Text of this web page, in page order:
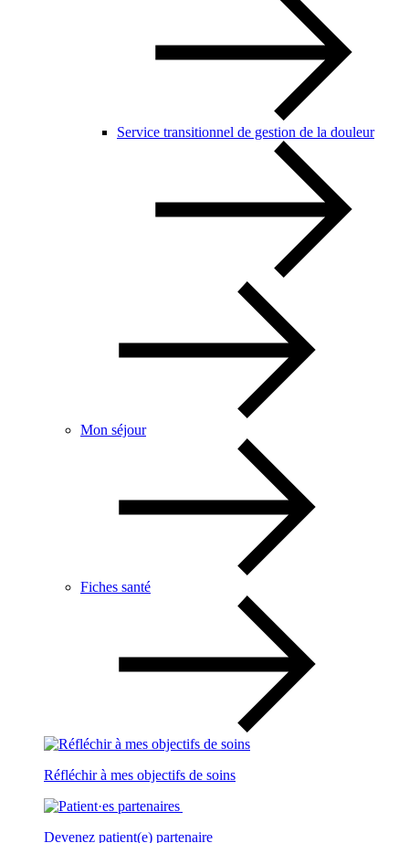
Service transitionnel de gestion de la douleur
Mon séjour
Fiches santé
Réfléchir à mes objectifs de soins
Devenez patient(e) partenaire